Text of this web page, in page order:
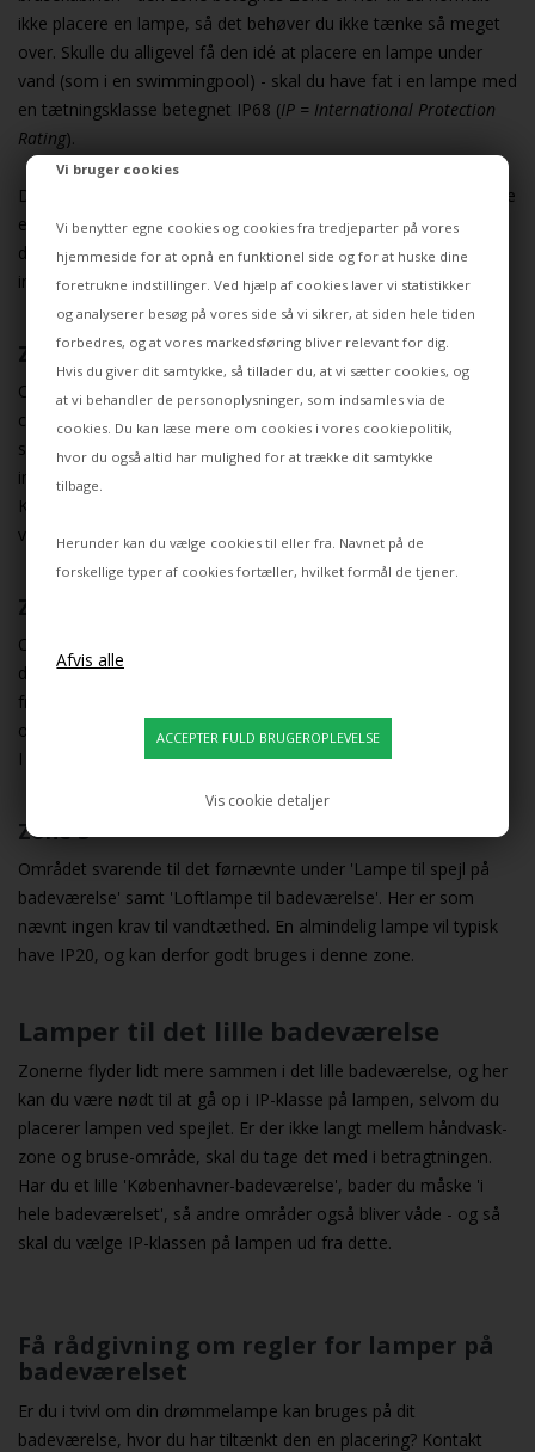
Vi bruger cookies
Vi benytter egne cookies og cookies fra tredjeparter på vores
hjemmeside for at opnå en funktionel side og for at huske dine
foretrukne indstillinger. Ved hjælp af cookies laver vi statistikker
og analyserer besøg på vores side så vi sikrer, at siden hele tiden
forbedres, og at vores markedsføring bliver relevant for dig.
Hvis du giver dit samtykke, så tillader du, at vi sætter cookies, og
at vi behandler de personoplysninger, som indsamles via de
cookies. Du kan læse mere om cookies i vores cookiepolitik,
hvor du også altid har mulighed for at trække dit samtykke
tilbage.
Herunder kan du vælge cookies til eller fra. Navnet på de
forskellige typer af cookies fortæller, hvilket formål de tjener.
Vis cookie detaljer
ikke placere en lampe, så det behøver du ikke tænke så meget
over. Skulle du alligevel få den idé at placere en lampe under
vand (som i en swimmingpool) - skal du have fat i en lampe med
en tætningsklasse betegnet IP68 (IP = International Protection
Rating).
Du kan også sagtens bruge en IP68 lampe, hvor lavere IP-klasse
er nødvendig - selvom IP68 lamper nu i praksis ikke
designmæssigt typisk appellerer til at blive brugt i
indretningens andre placeringer.
Zone 1
Området på væggen over badekar og i brusekabine - op til 225
cm fra gulvet kan stadig blive vådt - og betegnes Zone 1. Her
skal lamper have en tætning, der sikrer, at vandet ikke kommer
ind. Du skal derfor bruge lamper med min. IP44 i dette område.
Kan vandet kommer ind på lampen i flere retninger, skal du
vælge lamper med IP65.
Zone 2
Området op til Zone 1 kan stadig få lidt vand på sig, så her skal
du også være opmærksom på din lampe. Zone 2 er 60 cm ud
fra Zone 1 og 75 cm op over. Zone 2 er endvidere en halvcirkel
over håndvask med 60 cm afstand fra midt vask.
I denne zone skal du vælge en lampe med IP44.
Zone 3
Området svarende til det førnævnte under 'Lampe til spejl på
badeværelse' samt 'Loftlampe til badeværelse'. Her er som
nævnt ingen krav til vandtæthed. En almindelig lampe vil typisk
have IP20, og kan derfor godt bruges i denne zone.
Lamper til det lille badeværelse
Zonerne flyder lidt mere sammen i det lille badeværelse, og her
kan du være nødt til at gå op i IP-klasse på lampen, selvom du
placerer lampen ved spejlet. Er der ikke langt mellem håndvask-
zone og bruse-område, skal du tage det med i betragtningen.
Har du et lille 'Københavner-badeværelse', bader du måske 'i
hele badeværelset', så andre områder også bliver våde - og så
skal du vælge IP-klassen på lampen ud fra dette.
Få rådgivning om regler for lamper på
badeværelset
Er du i tvivl om din drømmelampe kan bruges på dit
badeværelse, hvor du har tiltænkt den en placering? Kontakt